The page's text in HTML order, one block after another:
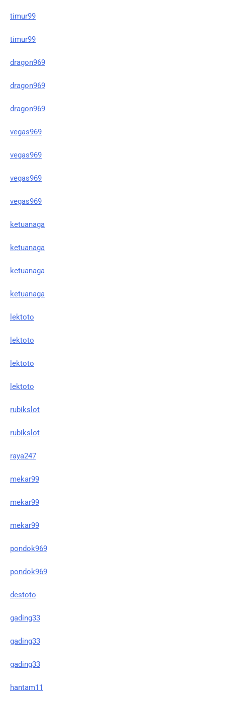
timur99
timur99
dragon969
dragon969
dragon969
vegas969
vegas969
vegas969
vegas969
ketuanaga
ketuanaga
ketuanaga
ketuanaga
lektoto
lektoto
lektoto
lektoto
rubikslot
rubikslot
raya247
mekar99
mekar99
mekar99
pondok969
pondok969
destoto
gading33
gading33
gading33
hantam11